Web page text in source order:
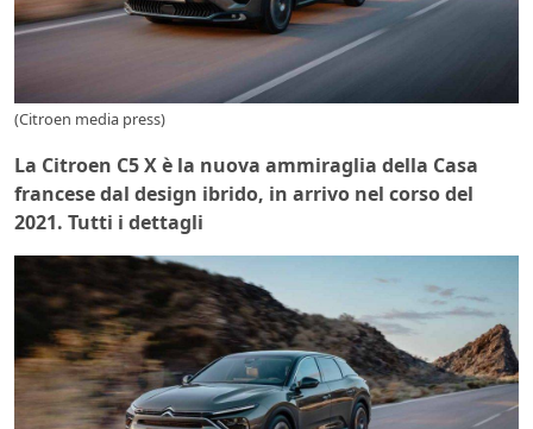
(Citroen media press)
La Citroen C5 X è la nuova ammiraglia della Casa
francese dal design ibrido, in arrivo nel corso del
2021. Tutti i dettagli